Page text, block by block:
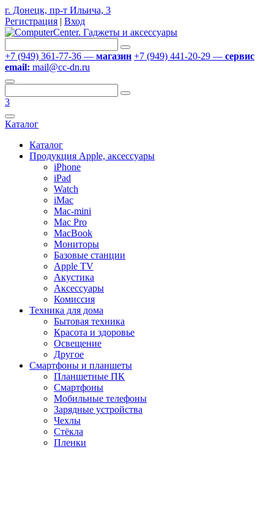
г. Донецк, пр-т Ильича, 3
Регистрация | Вход
+7 (949) 361-77-36 — магазин +7 (949) 441-20-29 — сервис
email: mail@cc-dn.ru
3
Каталог
Каталог
Продукция Apple, аксессуары
iPhone
iPad
Watch
iMac
Mac-mini
Mac Pro
MacBook
Мониторы
Базовые станции
Apple TV
Акустика
Аксессуары
Комиссия
Техника для дома
Бытовая техника
Красота и здоровье
Освещение
Другое
Смартфоны и планшеты
Планшетные ПК
Смартфоны
Мобильные телефоны
Зарядные устройства
Чехлы
Стёкла
Пленки